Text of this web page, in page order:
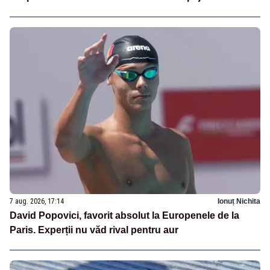
7 aug. 2026, 17:14 Ionuț Nichita
David Popovici, favorit absolut la Europenele de la
Paris. Experții nu văd rival pentru aur